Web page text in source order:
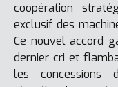
coopération
exclusif des
Ce nouvel accord
dernier cri et
les concessions